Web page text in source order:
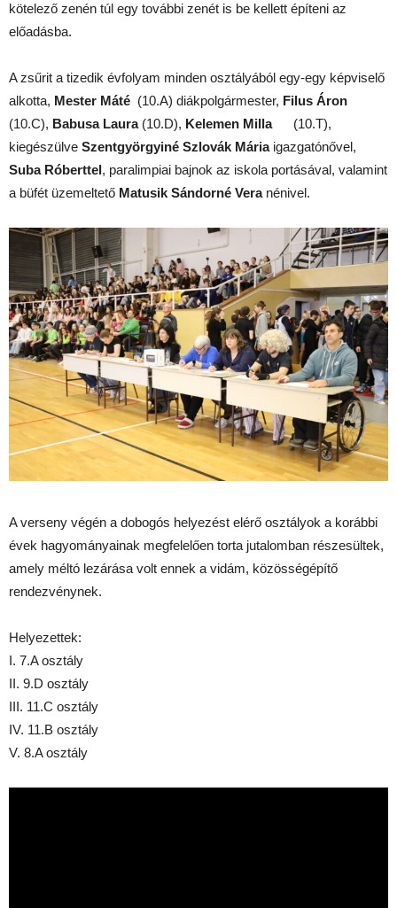
kötelező zenén túl egy további zenét is be kellett építeni az
előadásba.
A zsűrit a tizedik évfolyam minden osztályából egy-egy képviselő
alkotta, Mester Máté (10.A) diákpolgármester, Filus Áron
(10.C), Babusa Laura(10.D), Kelemen Milla
(10.T),
kiegészülve Szentgyörgyiné Szlovák Máriaigazgatónővel,
Suba Róberttel, paralimpiai bajnok az iskola portásával, valamint
a büfét üzemeltető Matusik Sándorné Veranénivel.
A verseny végén a dobogós helyezést elérő osztályok a korábbi
évek hagyományainak megfelelően torta jutalomban részesültek,
amely méltó lezárása volt ennek a vidám, közösségépítő
rendezvénynek.
Helyezettek:
I. 7.A osztály
II. 9.D osztály
III. 11.C osztály
IV. 11.B osztály
V. 8.A osztály